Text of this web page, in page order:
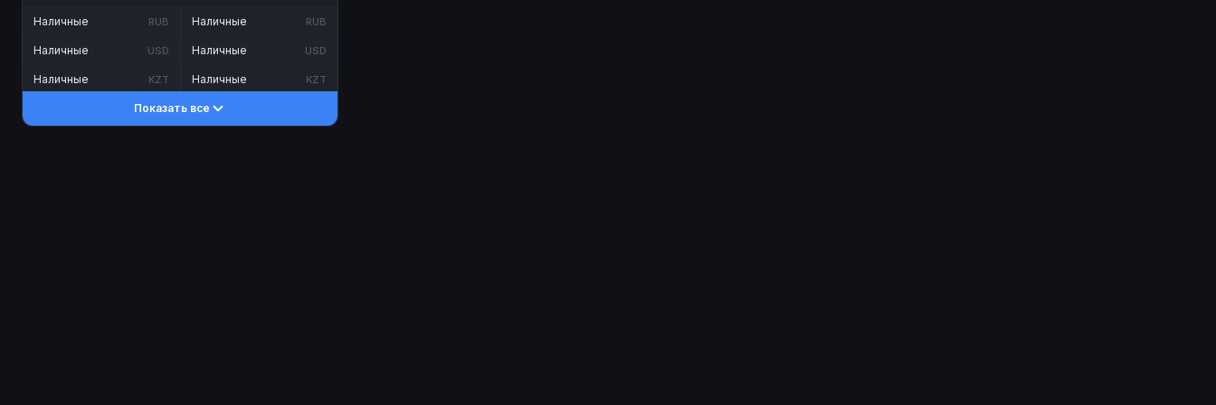
Наличные RUB
Наличные USD
Наличные KZT
Наличные RUB
Наличные USD
Наличные KZT
Показать все